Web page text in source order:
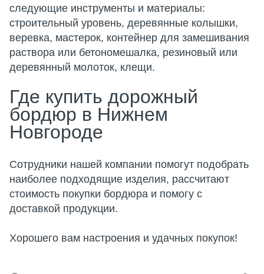
следующие инструменты и материалы:
строительный уровень, деревянные колышки,
веревка, мастерок, контейнер для замешивания
раствора или бетономешалка, резиновый или
деревянный молоток, клещи.
Где купить дорожный
бордюр в Нижнем
Новгороде
Сотрудники нашей компании помогут подобрать
наиболее подходящие изделия, рассчитают
стоимость покупки бордюра и помогу с
доставкой продукции.
Хорошего вам настроения и удачных покупок!